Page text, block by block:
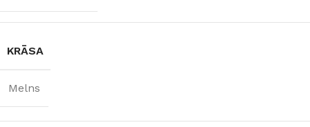
KRĀSA
Melns